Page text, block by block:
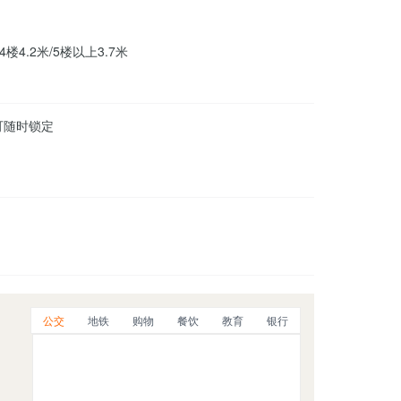
楼4.2米/5楼以上3.7米
时锁定
公交 地铁 购物 餐饮 教育 银行